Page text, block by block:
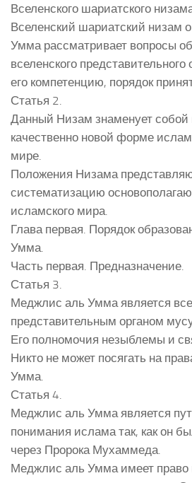
Вселенского шариатского
Вселенский шариатский низам
Умма рассматривает вопросы
вселенского
его компетенцию, порядок
Статья 2.
Данный Низам знаменует собой
качественно новой форме
мире.
Положения Низама
систематизацию
исламского мира.
Глава первая. Порядок
Умма.
Часть первая. Предназначение.
Статья 3.
Меджлис аль Умма является
представительным органом
Его полномочия незыблемы и
Никто не может посягать на
Умма.
Статья 4.
Меджлис аль Умма является
понимания ислама так, как он
через Пророка Мухаммеда.
Меджлис аль Умма имеет право